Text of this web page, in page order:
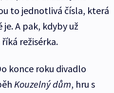
to jednotlivá čísla, která
A pak, kdyby už
režisérka.
konce roku divadlo
Kouzelný dům, hru s